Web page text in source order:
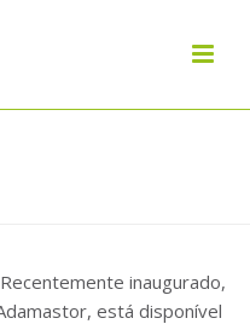
inaugurado,
está disponível